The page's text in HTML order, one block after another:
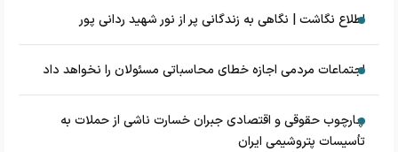
اطلاع نگاشت | نگاهی به زندگانی پر از نور شهید ردانی پور
اجتماعات مردمی اجازه خطای محاسباتی مسئولان را نخواهد داد
چارچوب حقوقی و اقتصادی جبران خسارت ناشی از حملات به
تأسیسات پتروشیمی ایران